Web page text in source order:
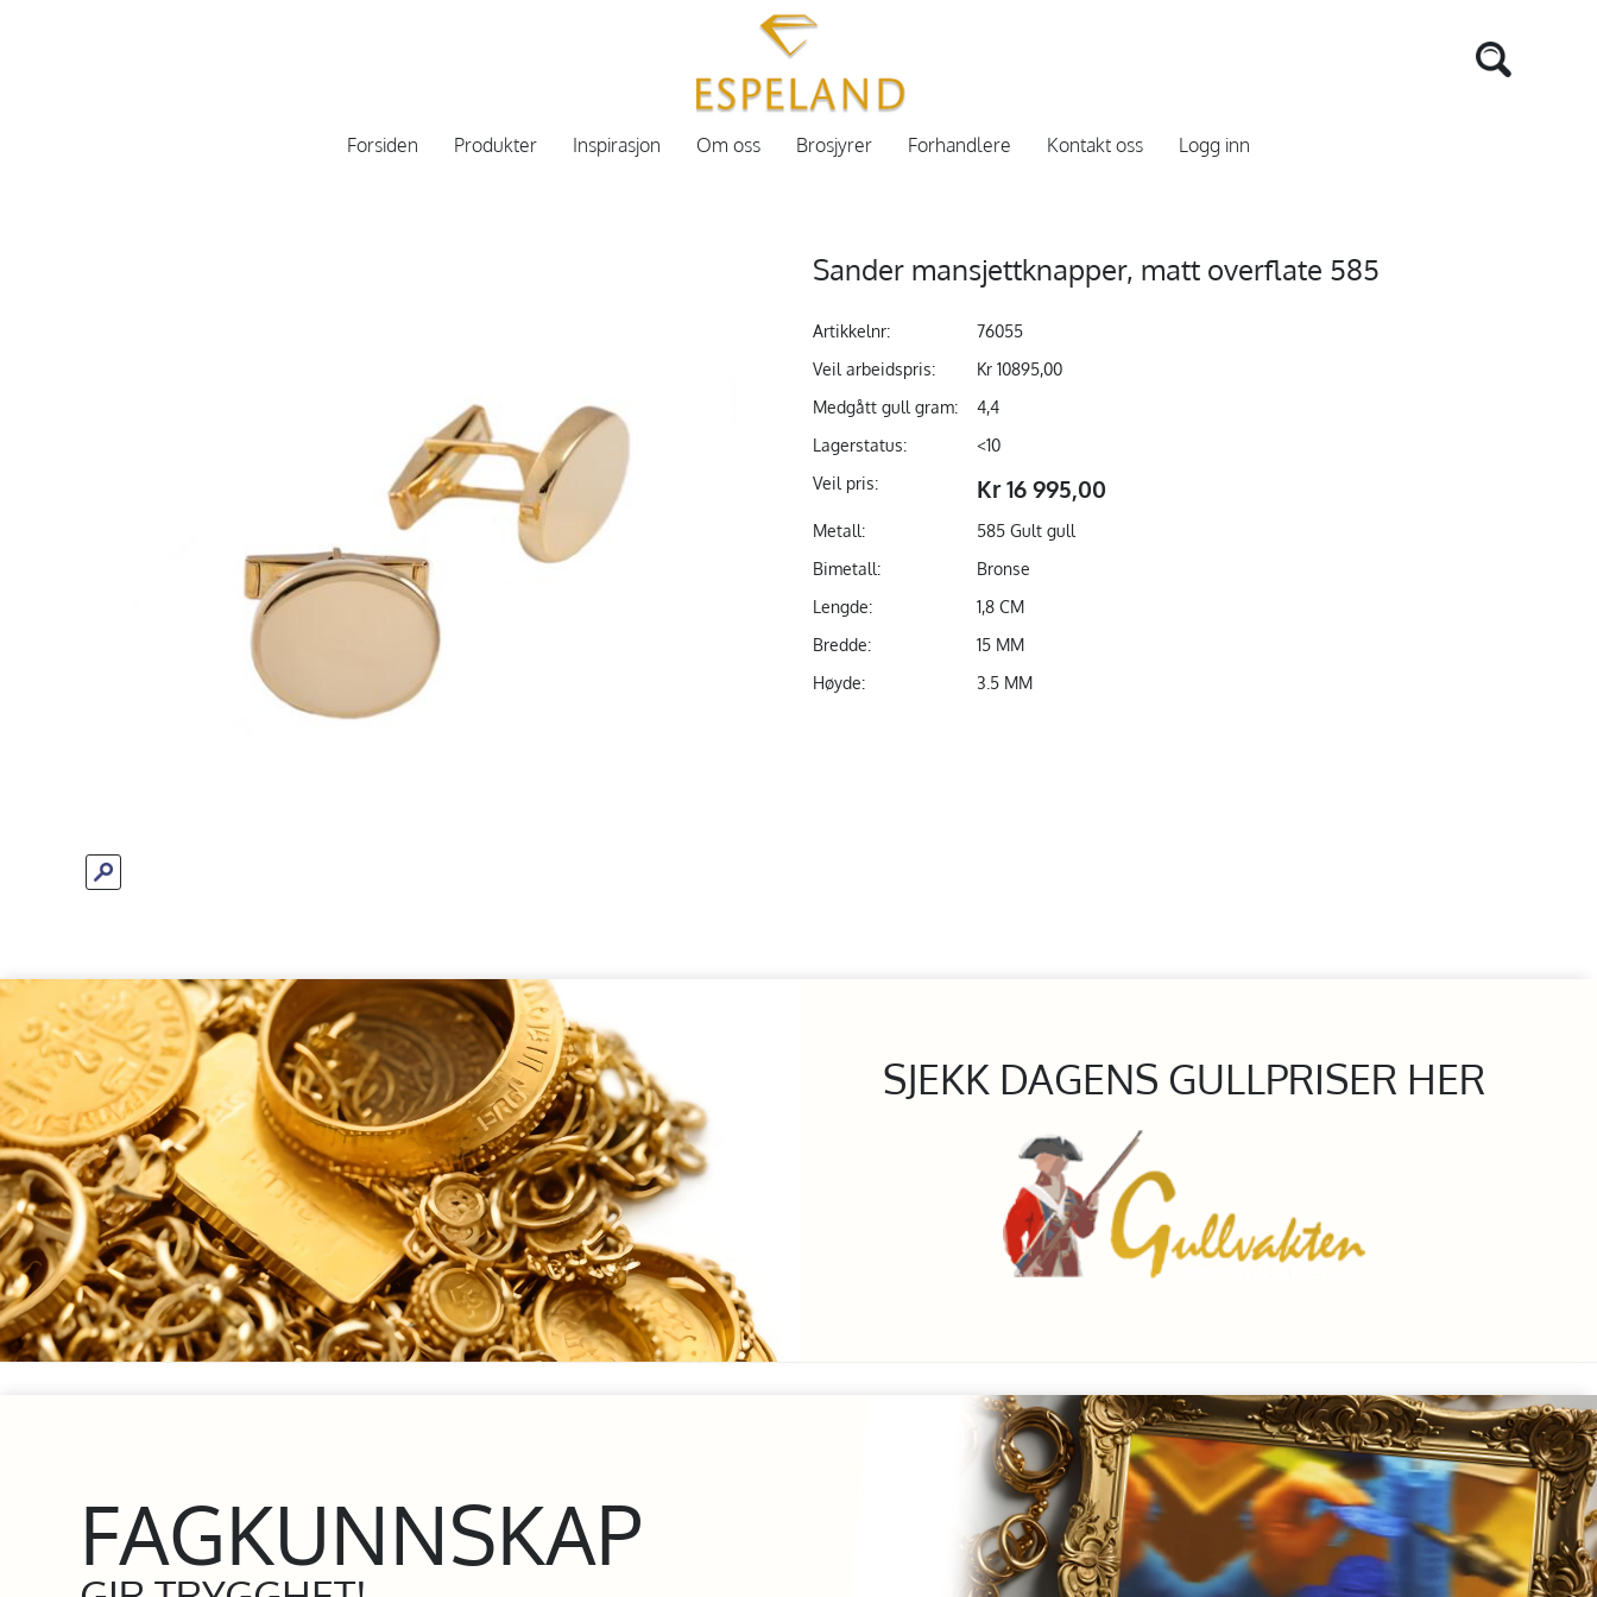
Forsiden Produkter Inspirasjon Om oss Brosjyrer Forhandlere Kontakt oss Logg inn
Sander mansjettknapper, matt overflate 585
Artikkelnr:
76055
Veil arbeidspris:
Kr 10895,00
Medgått gull gram:
4,4
Lagerstatus:
<10
Veil pris:
Kr 16 995,00
Metall:
585 Gult gull
Bimetall:
Bronse
Lengde:
1,8 CM
Bredde:
15 MM
Høyde:
3.5 MM
SJEKK DAGENS GULLPRISER HER
FAGKUNNSKAP